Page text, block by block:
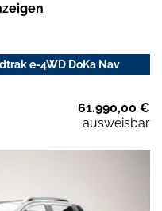
e-4WD DoKa Nav
61.990,00 €
ausweisbar